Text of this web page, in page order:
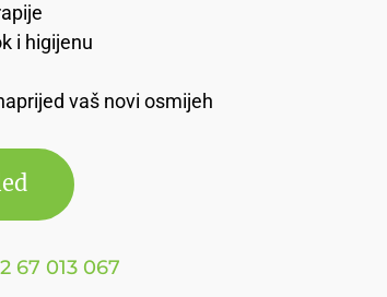
i higijenu
vaš novi osmijeh
67 013 067